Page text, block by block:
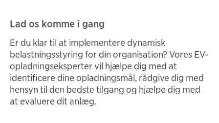
Lad os komme i gang
Er du klar til at implementere dynamisk
belastningsstyring for din organisation? Vores EV-
opladningseksperter vil hjælpe dig med at
identificere dine opladningsmål, rådgive dig med
hensyn til den bedste tilgang og hjælpe dig med
at evaluere dit anlæg.